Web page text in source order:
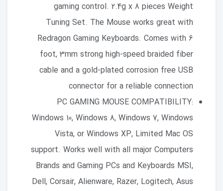
gaming control. 2.4g x 8 pieces Weight
Tuning Set. The Mouse works great with
Redragon Gaming Keyboards. Comes with 6
foot, 3mm strong high-speed braided fiber
cable and a gold-plated corrosion free USB
connector for a reliable connection
PC GAMING MOUSE COMPATIBILITY:
Windows 10, Windows 8, Windows 7, Windows
Vista, or Windows XP, Limited Mac OS
support. Works well with all major Computers
Brands and Gaming PCs and Keyboards MSI,
Dell, Corsair, Alienware, Razer, Logitech, Asus